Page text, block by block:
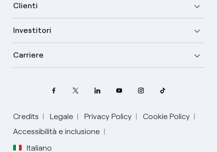
Clienti
Investitori
Carriere
Credits Legale Privacy Policy
Cookie Policy
Accessibilità e inclusione
Italiano